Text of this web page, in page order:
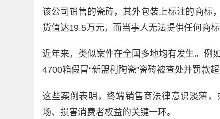
该公司销售的瓷砖，其外包装上标注的商标
货值达19.5万元，而当事人无法提供任何商
近年来，类似案件在全国多地均有发生。例
4700箱假冒“新盟利陶瓷”瓷砖被查处并罚款超
这些案例表明，终端销售商法律意识淡薄
场、损害消费者权益的关键一环。